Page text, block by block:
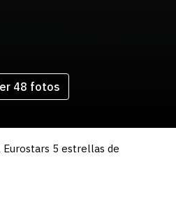
48 fotos
5 estrellas de